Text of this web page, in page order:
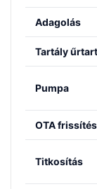
Adagolás
Tartály
Pumpa
OTA frissítés
Titkosítás